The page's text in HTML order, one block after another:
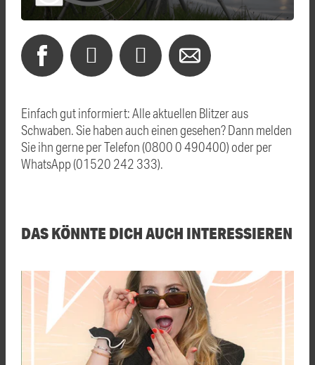
Einfach gut informiert: Alle aktuellen Blitzer aus
Schwaben. Sie haben auch einen gesehen? Dann melden
Sie ihn gerne per Telefon (0800 0 490400) oder per
WhatsApp (01520 242 333).
DAS KÖNNTE DICH AUCH INTERESSIEREN